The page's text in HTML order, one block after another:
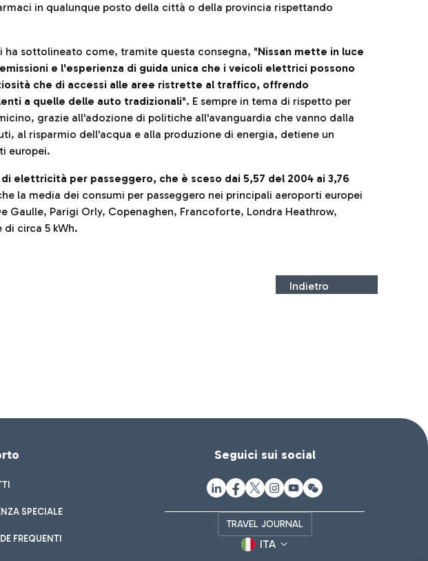
in qualunque posto della città o della provincia rispettando
ha sottolineato come, tramite questa consegna, "Nissan mette in luce
e l'esperienza di guida unica che i veicoli elettrici possono
che di accessi alle aree ristrette al traffico, offrendo
a quelle delle auto tradizionali". E sempre in tema di rispetto per
grazie all'adozione di politiche all'avanguardia che vanno dalla
al risparmio dell'acqua e alla produzione di energia, detiene un
europei.
elettricità per passeggero, che è sceso dai 5,57 del 2004 ai 3,76
la media dei consumi per passeggero nei principali aeroporti europei
Gaulle, Parigi Orly, Copenaghen, Francoforte, Londra Heathrow,
circa 5 kWh.
Indietro
SPECIALE
FREQUENTI
Seguici sui social
TRAVEL JOURNAL
ITA